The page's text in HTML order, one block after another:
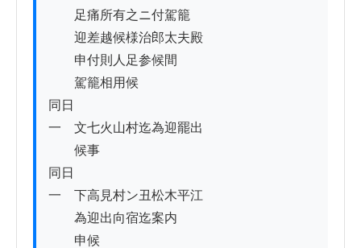
足痛所有之ニ付駕籠
迎差越候様治郎太夫殿ゟ
申付則人足参候間
駕籠相用候
同日
一　文七火山村迄為迎罷出
候事
同日
一　下高見村ン丑松木平江
為迎出向宿迄案内
申候